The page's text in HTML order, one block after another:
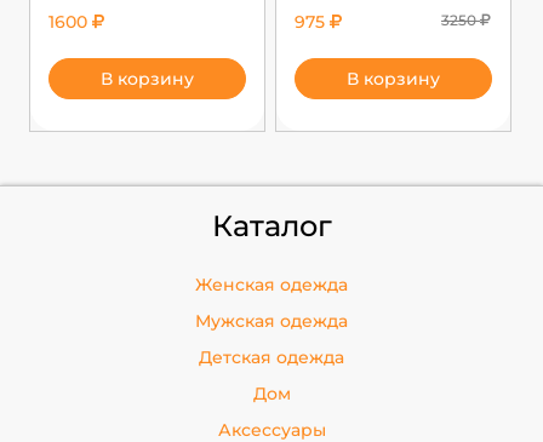
1600
В корзину
975 3250
В корзину
Каталог
Женская одежда
Мужская одежда
Детская одежда
Дом
Аксессуары